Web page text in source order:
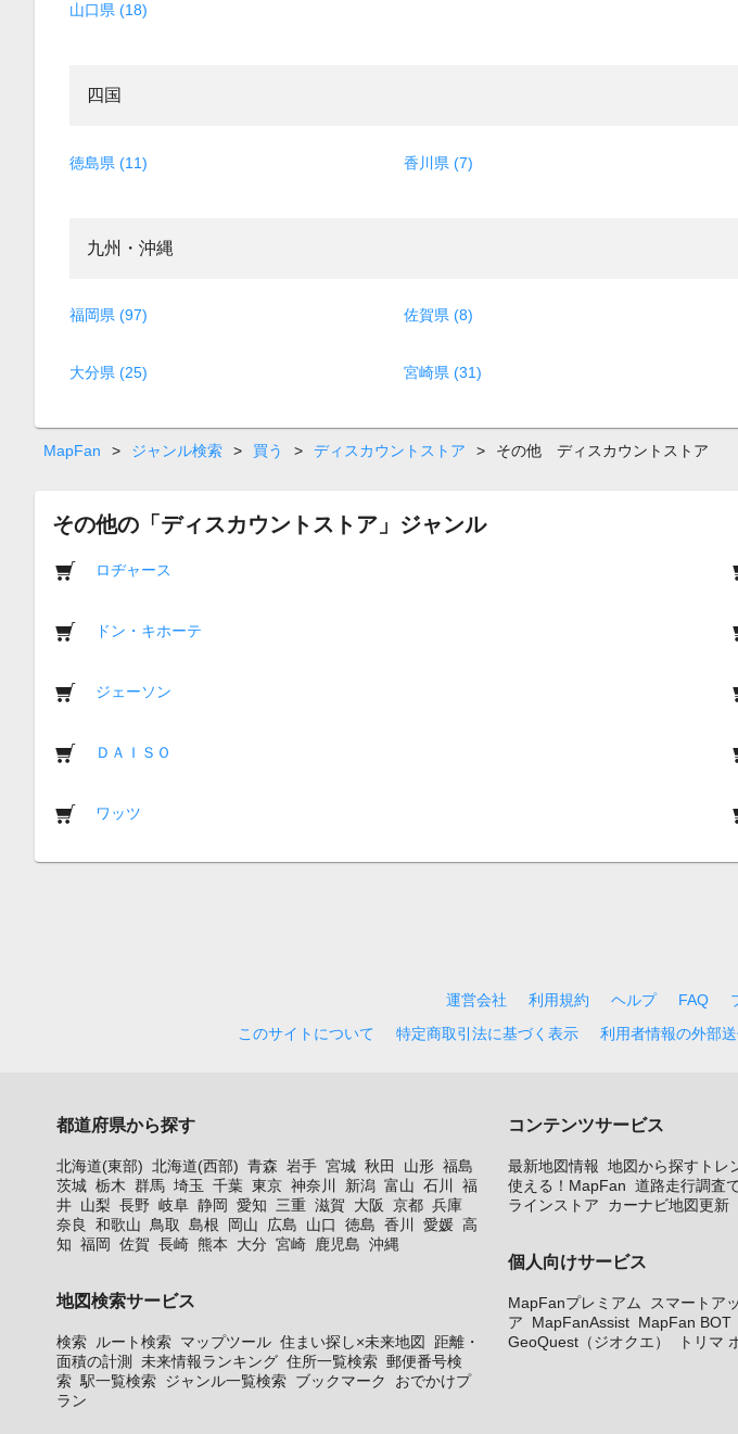
山口県 (18)
四国
徳島県 (11) 香川県 (7)
九州・沖縄
福岡県 (97) 佐賀県 (8)
大分県 (25) 宮崎県 (31)
MapFan > ジャンル検索 > 買う > ディスカウントストア > その他 ディスカウントストア
その他の「ディスカウントストア」ジャンル
ロヂャース
ドン・キホーテ
ジェーソン
ＤＡＩＳＯ
ワッツ
運営会社 利用規約 ヘルプ FAQ
このサイトについて
特定商取引法に基づく表示 利用者情報の外部
都道府県から探す
北海道(東部) 北海道(西部) 青森 岩手 宮城 秋田 山形 福島
茨城 栃木 群馬 埼玉 千葉 東京 神奈川 新潟 富山 石川
福
井 山梨 長野 岐阜 静岡 愛知 三重 滋賀 大阪 京都 兵庫
奈良
和歌山 鳥取 島根 岡山 広島 山口 徳島 香川 愛媛 高
知 福岡 佐賀 長崎 熊本 大分 宮崎 鹿児島 沖縄
地図検索サービス
検索 ルート検索 マップツール 住まい探し×未来地図
距離・
面積の計測
未来情報ランキング 住所一覧検索 郵便番号検
索 駅一覧検索 ジャンル一覧検索 ブックマーク
おでかけプ
ラン
コンテンツサービス
最新地図情報 地図から探すトレ
使える！MapFan 道路走行調査
ラインストア
カーナビ地図更新
個人向けサービス
MapFanプレミアム
スマートア
ア
MapFanAssist MapFan BOT
GeoQuest（ジオクエ）
トリマ